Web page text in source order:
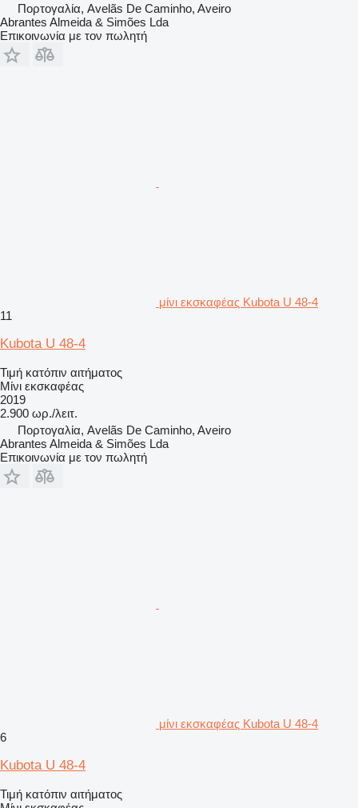
Πορτογαλία, Avelãs De Caminho, Aveiro
Abrantes Almeida & Simões Lda
Επικοινωνία με τον πωλητή
μίνι εκσκαφέας Kubota U 48-4
11
Kubota U 48-4
Τιμή κατόπιν αιτήματος
Μίνι εκσκαφέας
2019
2.900 ωρ./λειτ.
Πορτογαλία, Avelãs De Caminho, Aveiro
Abrantes Almeida & Simões Lda
Επικοινωνία με τον πωλητή
μίνι εκσκαφέας Kubota U 48-4
6
Kubota U 48-4
Τιμή κατόπιν αιτήματος